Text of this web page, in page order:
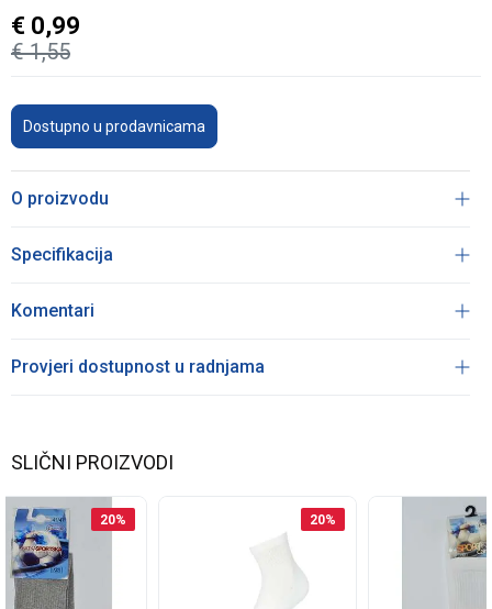
€ 1,55
€ 0,99
Dostupno u prodavnicama
O proizvodu
Specifikacija
Komentari
Provjeri dostupnost u radnjama
SLIČNI PROIZVODI
20% 20%